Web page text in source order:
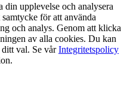
upplevelse och analysera
för att använda
och analys. Genom att klicka
av alla cookies. Du kan
val. Se vårIntegritetspolicy